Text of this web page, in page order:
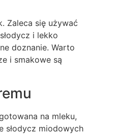
Zaleca się używać
i lekko
doznanie. Warto
i smakowe są
na mleku,
słodycz miodowych